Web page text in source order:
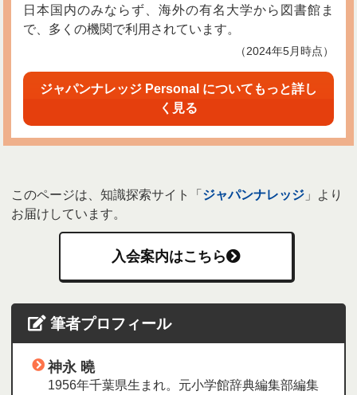
日本国内のみならず、海外の有名大学から図書館ま
で、多くの機関で利用されています。
（2024年5月時点）
ジャパンナレッジ Personal についてもっと詳し
く見る
このページは、知識探索サイト「 ジャパンナレッジ 」より
お届けしています。
入会案内はこちら
筆者プロフィール
神永 曉
1956年千葉県生まれ。元小学館辞典編集部編集